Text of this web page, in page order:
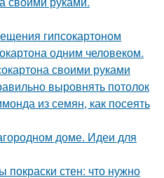
гипсокартоном
одним человеком.
своими руками
выровнять потолок
из семян, как посеять
доме. Идеи для
стен: что нужно